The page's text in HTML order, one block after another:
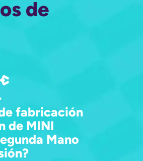
de
fabricación
de MINI
Mano